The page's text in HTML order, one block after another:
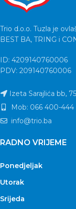
Trio d.o.o. Tuzla je
BEST BA, TRING i
ID: 4209140760006
PDV: 209140760006
Izeta Sarajlića bb,
Mob: 066 400-444
info@trio.ba
RADNO VRIJEME
Ponedjeljak
Utorak
Srijeda